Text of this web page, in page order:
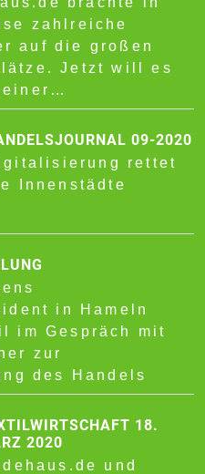
zahlreiche
auf die großen
Jetzt will es
09-2020
rettet
Innenstädte
in Hameln
im Gespräch mit
zur
des Handels
18.
2020
und